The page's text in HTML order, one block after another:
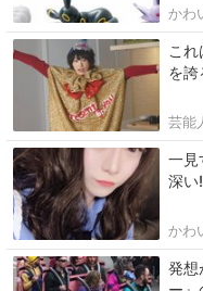
かわ
こ
を誇
芸能
一見
深い!
かわ
発想